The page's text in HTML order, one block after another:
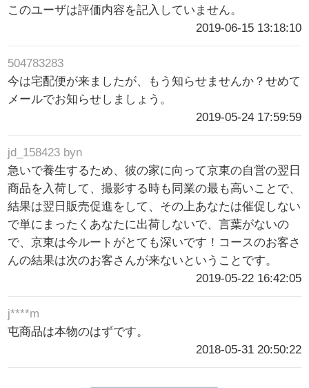
このユーザは評価内容を記入していません。
2019-06-15 13:18:10
504783283
今は宅配便が来ましたが、もう知らせませんか？せめて
メールでお知らせしましょう。
2019-05-24 17:59:59
jd_158423 byn
急いで養生するため、彼の家に向って京東の自営の翌日
商品を入荷して、撮影する時も同業の最も高いことで、
結果は翌日販売促進をして、その上あなたは催促しない
で単にまったくあなたに出荷しないで、言葉がないの
で、京東は今ルートがとても深いです！コースのお客さ
んの結果は次のお客さんが来ないということです。
2019-05-22 16:42:05
j****m
屯商品は本物のはずです。
2018-05-31 20:50:22